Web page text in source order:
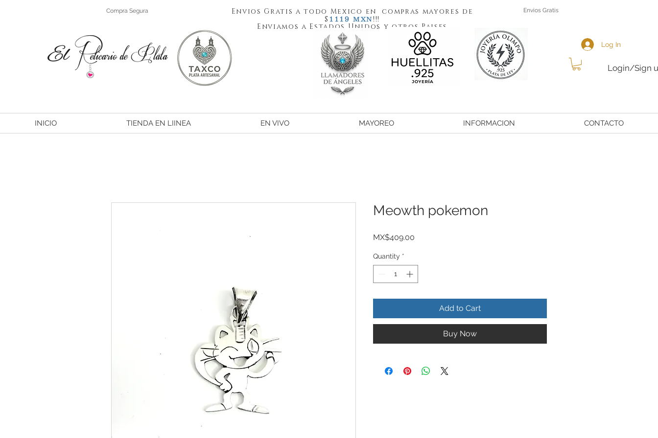
Compra Segura
Envios Gratis a todo Mexico en compras mayores de
$ 1119 MXN!!!
Enviamos a Estados Unidos y otros Paises
Envios Gratis
Login/Sign
Log In
INICIO TIENDA EN LIINEA EN VIVO MAYOREO INFORMACION CONTACTO
Meowth pokemon
MX$409.00
Quantity *
Add to Cart
Buy Now